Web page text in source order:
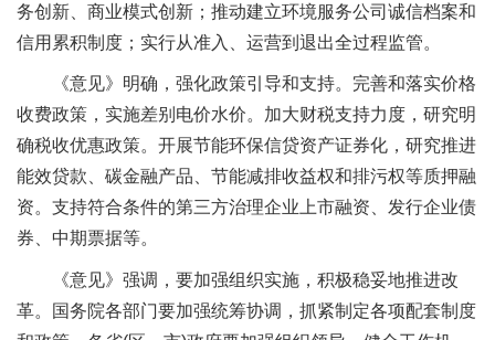
务创新、商业模式创新；推动建立环境服务公司诚信档案和
信用累积制度；实行从准入、运营到退出全过程监管。
《意见》明确，强化政策引导和支持。完善和落实价格
收费政策，实施差别电价水价。加大财税支持力度，研究明
确税收优惠政策。开展节能环保信贷资产证券化，研究推进
能效贷款、碳金融产品、节能减排收益权和排污权等质押融
资。支持符合条件的第三方治理企业上市融资、发行企业债
券、中期票据等。
《意见》强调，要加强组织实施，积极稳妥地推进改
革。国务院各部门要加强统筹协调，抓紧制定各项配套制度